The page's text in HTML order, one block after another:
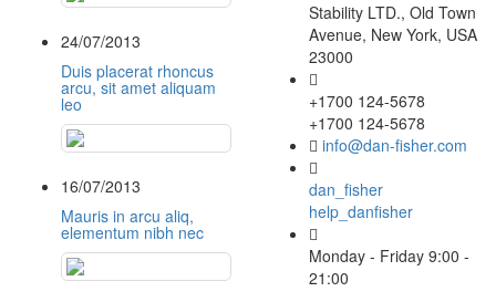
24/07/2013
Duis placerat rhoncus
arcu, sit amet aliquam
leo
16/07/2013
Mauris in arcu aliq,
elementum nibh nec
Stability LTD., Old Town
Avenue, New York, USA
23000
+1700 124-5678
+1700 124-5678
info@dan-fisher.com
dan_fisher
help_danfisher
Monday - Friday 9:00 -
21:00